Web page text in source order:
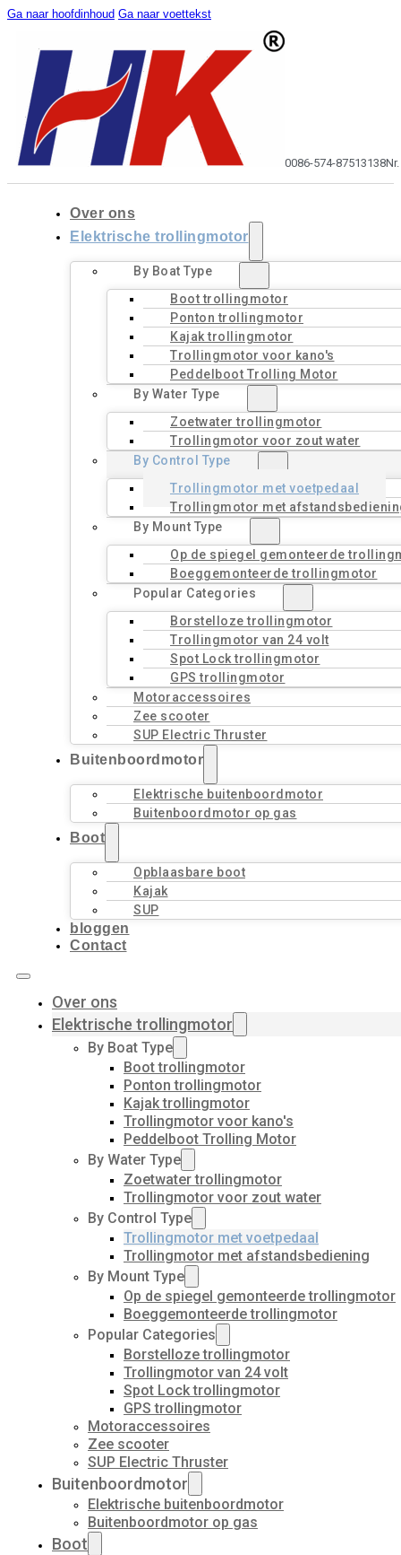
Ga naar hoofdinhoud Ga naar voettekst
0086-574-87513138
Over ons
Elektrische trollingmotor
By Boat Type
Boot trollingmotor
Ponton trollingmotor
Kajak trollingmotor
Trollingmotor voor kano's
Peddelboot Trolling Motor
By Water Type
Zoetwater trollingmotor
Trollingmotor voor zout water
By Control Type
Trollingmotor met voetpedaal
Trollingmotor met
By Mount Type
Op de spiegel gemonteerde
Boeggemonteerde trollingmotor
Popular Categories
Borstelloze trollingmotor
Trollingmotor van 24 volt
Spot Lock trollingmotor
GPS trollingmotor
Motoraccessoires
Zee scooter
SUP Electric Thruster
Buitenboordmotor
Elektrische buitenboordmotor
Buitenboordmotor op gas
Boot
Opblaasbare boot
Kajak
SUP
bloggen
Contact
Over ons
Elektrische trollingmotor
By Boat Type
Boot trollingmotor
Ponton trollingmotor
Kajak trollingmotor
Trollingmotor voor kano's
Peddelboot Trolling Motor
By Water Type
Zoetwater trollingmotor
Trollingmotor voor zout water
By Control Type
Trollingmotor met voetpedaal
Trollingmotor met afstandsbediening
By Mount Type
Op de spiegel gemonteerde trollingmotor
Boeggemonteerde trollingmotor
Popular Categories
Borstelloze trollingmotor
Trollingmotor van 24 volt
Spot Lock trollingmotor
GPS trollingmotor
Motoraccessoires
Zee scooter
SUP Electric Thruster
Buitenboordmotor
Elektrische buitenboordmotor
Buitenboordmotor op gas
Boot